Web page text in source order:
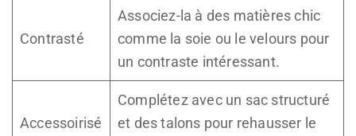
Contrasté
Associez-la à des matières chic
comme la soie ou le velours pour
un contraste intéressant.
Accessoirisé
Complétez avec un sac structuré
et des talons pour rehausser le